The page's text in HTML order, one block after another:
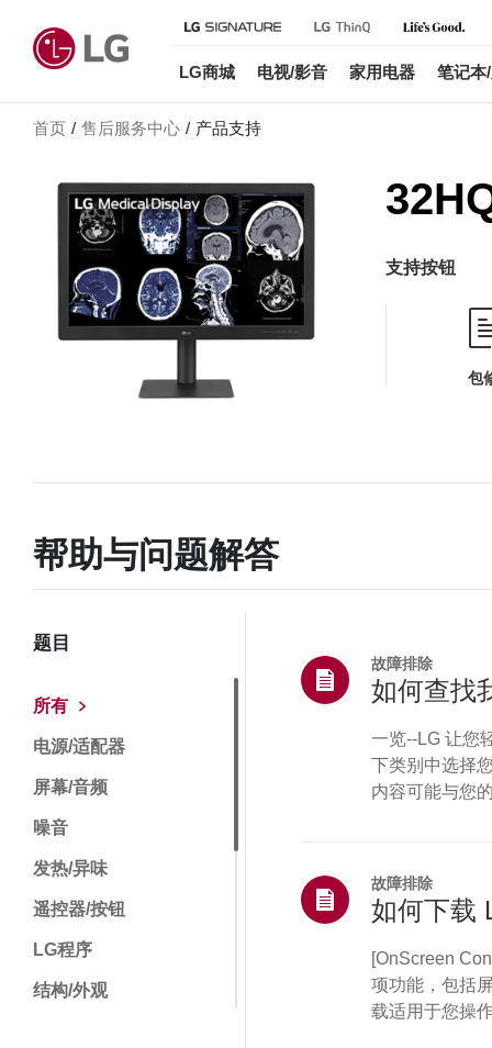
LG商城 电视/影音 家用电器 笔记本
首页 售后服务中心 产品支持
支持按钮
包
帮助与问题解答
题目
所有
电源/适配器
屏幕/音频
噪音
发热/异味
遥控器/按钮
LG程序
结构/外观
故障排除
如何查找
一览--LG 让您
下类别中选择
内容可能与您
钮。”蓝光与
故障排除
[OnScreen
项功能，包括
载适用于您操